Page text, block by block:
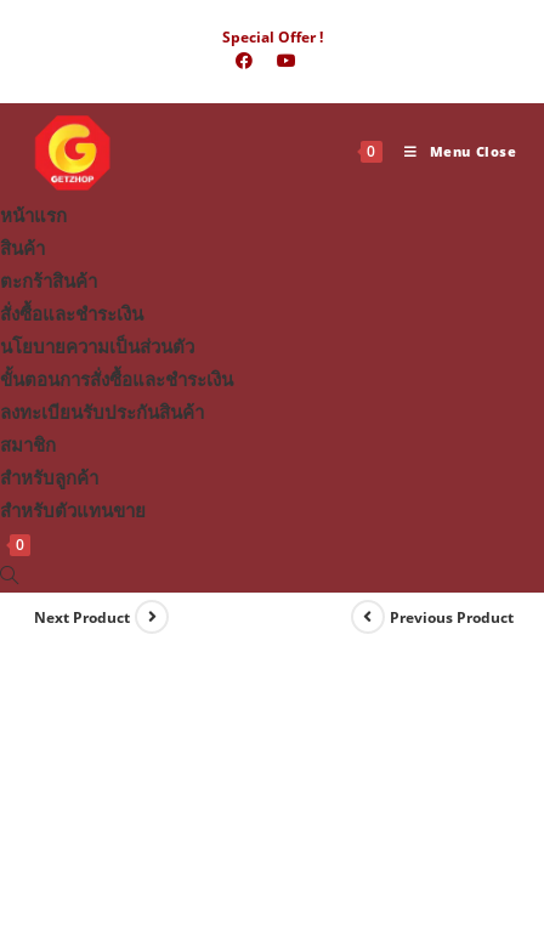
Special Offer !
0 Menu Close
หน้าแรก
สินค้า
ตะกร้าสินค้า
สั่งซื้อและชำระเงิน
นโยบายความเป็นส่วนตัว
ขั้นตอนการสั่งซื้อและชำระเงิน
ลงทะเบียนรับประกันสินค้า
สมาชิก
สำหรับลูกค้า
สำหรับตัวแทนขาย
0
Toggle
website
Previous Product
Next Product